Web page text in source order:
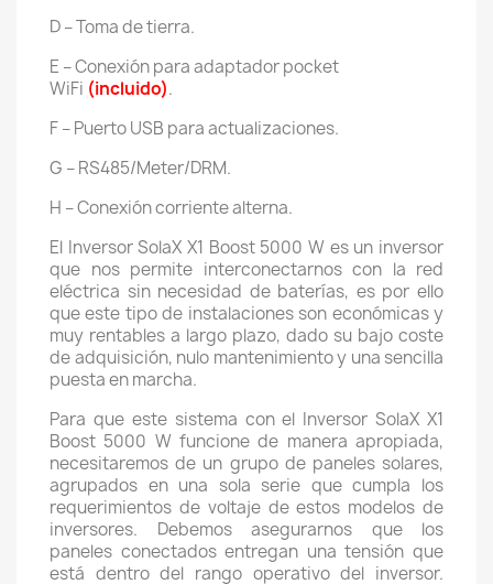
D – Toma de tierra.
E – Conexión para adaptador pocket
WiFi (incluido).
F – Puerto USB para actualizaciones.
G – RS485/Meter/DRM.
H – Conexión corriente alterna.
El Inversor SolaX X1 Boost 5000 W es un inversor
que nos permite interconectarnos con la red
eléctrica sin necesidad de baterías, es por ello
que este tipo de instalaciones son económicas y
muy rentables a largo plazo, dado su bajo coste
de adquisición, nulo mantenimiento y una sencilla
puesta en marcha.
Para que este sistema con el Inversor SolaX X1
Boost 5000 W funcione de manera apropiada,
necesitaremos de un grupo de paneles solares,
agrupados en una sola serie que cumpla los
requerimientos de voltaje de estos modelos de
inversores. Debemos asegurarnos que los
paneles conectados entregan una tensión que
está dentro del rango operativo del inversor.